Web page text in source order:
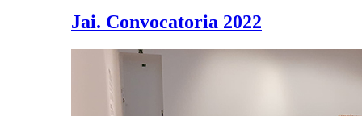
Jai. Convocatoria 2022